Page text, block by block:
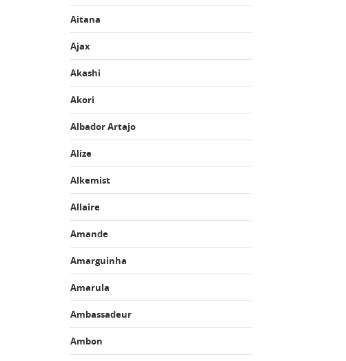
Aitana
Ajax
Akashi
Akori
Albador Artajo
Alize
Alkemist
Allaire
Amande
Amarguinha
Amarula
Ambassadeur
Ambon